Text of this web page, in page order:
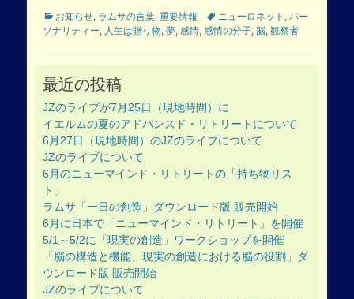
Categories
お知らせ, ラムサの言葉, 重要情報 Tagsニューロネット , パー
ソナリティー, 人生は贈り物, 夢, 感情, 感情の分子, 脳, 観察者
最近の投稿
JZのライブが7月25日（現地時間）に
イエルムの夏のアドバンスド・リトリートについて
6月27日（現地時間）のJZのライブについて
JZのライブについて
6月のニューマインド・リトリートの「持ち物リス
ト」
ラムサ「一日の創造」ダウンロード版 販売開始
6月に日本で「ニューマインド・リトリート」を開催
5/1～5/2に「現実の創造」ワークショップを開催
「脳の構造と機能、現実の創造における脳の役割」ダ
ウンロード版 販売開始
JZのライブについて